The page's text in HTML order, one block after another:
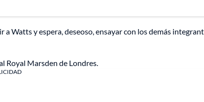
Watts y espera, deseoso, ensayar con los demás
Royal Marsden de Londres.